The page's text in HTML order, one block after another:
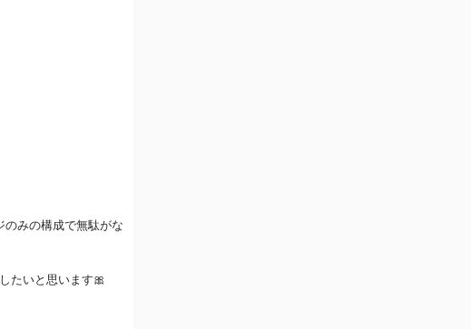
のみの構成で無駄がな
たいと思います🎀